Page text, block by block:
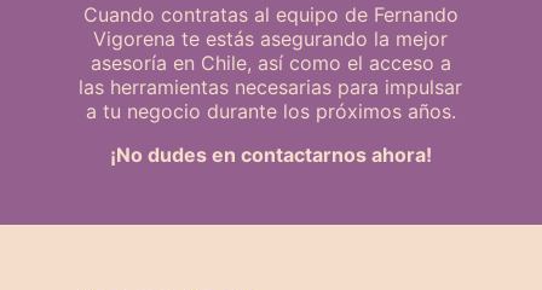
Cuando contratas al equipo de Fernando
Vigorena te estás asegurando la mejor
asesoría en Chile, así como el acceso a
las herramientas necesarias para impulsar
a tu negocio durante los próximos años.
¡No dudes en contactarnos ahora!